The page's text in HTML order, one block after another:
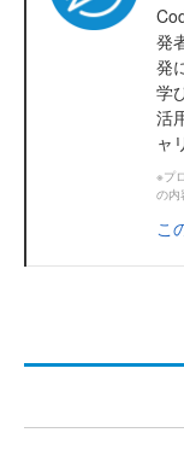
発
発
学
活
ャ
※プ
の内
こ